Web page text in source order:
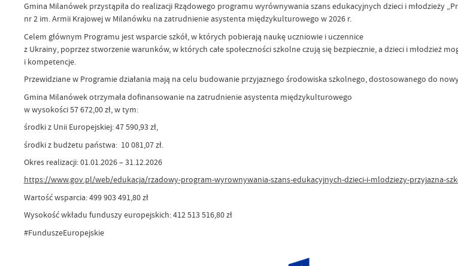
Gmina Milanówek przystąpiła do realizacji Rządowego programu wyrównywania szans edukacyjnych dzieci i młodzieży
nr 2 im. Armii Krajowej w Milanówku na zatrudnienie asystenta międzykulturowego w 2026 r.
Celem głównym Programu jest wsparcie szkół, w których pobierają naukę uczniowie i uczennice
z Ukrainy, poprzez stworzenie warunków, w których całe społeczności szkolne czują się bezpiecznie, a dzieci i młodzież
i kompetencje.
Przewidziane w Programie działania mają na celu budowanie przyjaznego środowiska szkolnego, dostosowanego do
Gmina Milanówek otrzymała dofinansowanie na zatrudnienie asystenta międzykulturowego
w wysokości 57 672,00 zł, w tym:
środki z Unii Europejskiej: 47 590,93 zł,
środki z budżetu państwa: 10 081,07 zł.
Okres realizacji: 01.01.2026 – 31.12.2026
https://www.gov.pl/web/edukacja/rzadowy-program-wyrownywania-szans-edukacyjnych-dzieci-i-mlodziezy-przyjazna-
Wartość wsparcia: 499 903 491,80 zł
Wysokość wkładu funduszy europejskich: 412 513 516,80 zł
#FunduszeEuropejskie